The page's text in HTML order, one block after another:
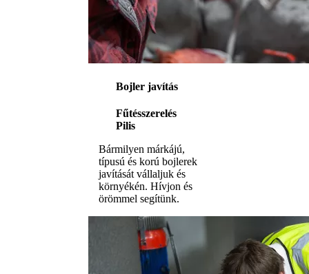
Bojler javítás
Fűtésszerelés
Pilis
Bármilyen márkájú,
típusú és korú bojlerek
javítását vállaljuk és
környékén. Hívjon és
örömmel segítünk.